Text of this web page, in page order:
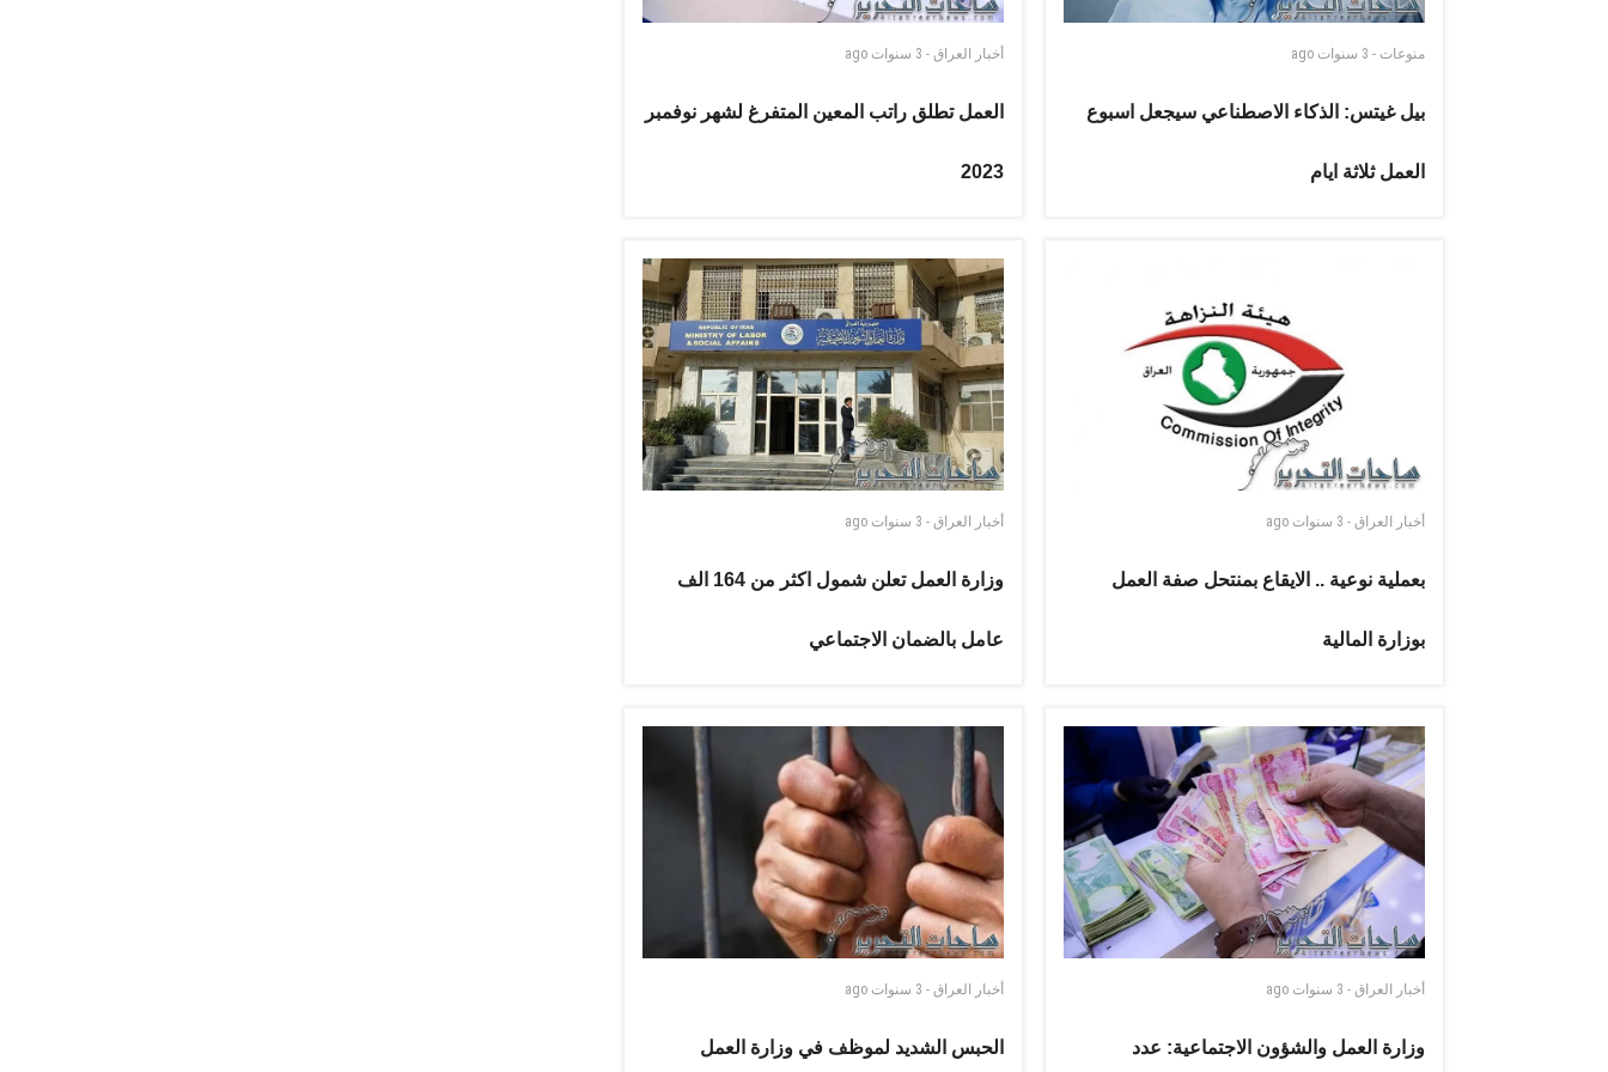
أخبار العراق- 3 سنوات ago
العمل تطلق راتب المعين المتفرغ لشهر نوفمبر
2023
منوعات - 3 سنوات ago
بيل غيتس: الذكاء الاصطناعي سيجعل اسبوع
العمل ثلاثة ايام
أخبار العراق- 3 سنوات ago
وزارة العمل تعلن شمول اكثر من 164 الف
عامل بالضمان الاجتماعي
أخبار العراق- 3 سنوات ago
بعملية نوعية .. الايقاع بمنتحل صفة العمل
بوزارة المالية
أخبار العراق- 3 سنوات ago
الحبس الشديد لموظف في وزارة العمل
أخبار العراق- 3 سنوات ago
وزارة العمل والشؤون الاجتماعية: عدد